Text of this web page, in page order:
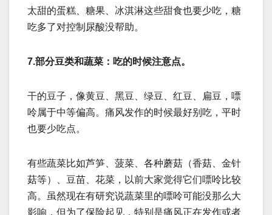
太甜的蛋糕、糖果、冰淇淋这些甜食也要少吃，糖
吃多了对控制尿酸没帮助。
7.部分豆类和蔬菜：吃的时候注意点。
干的豆子，像黄豆、黑豆、绿豆、红豆、扁豆，嘌
呤属于中等偏高。痛风发作的时候最好别吃，平时
也要少吃点。
有些蔬菜比如芦笋、菠菜、各种蘑菇（香菇、金针
菇等）、豆苗、花菜，以前大家觉得它们嘌呤比较
高。虽然现在有研究说蔬菜里的嘌呤可能没那么大
影响，但为了保险起见，特别是痛风正在发作或者